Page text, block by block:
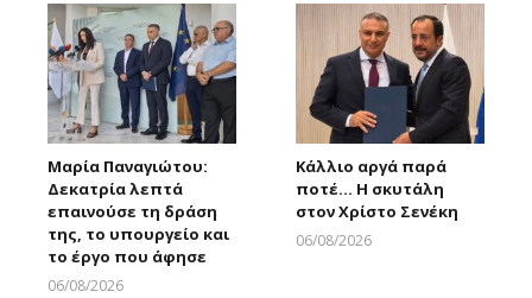
Μαρία Παναγιώτου:
Δεκατρία λεπτά
επαινούσε τη δράση
της, το υπουργείο και
το έργο που άφησε
06/08/2026
Κάλλιο αργά παρά
ποτέ… Η σκυτάλη
στον Χρίστο Σενέκη
06/08/2026